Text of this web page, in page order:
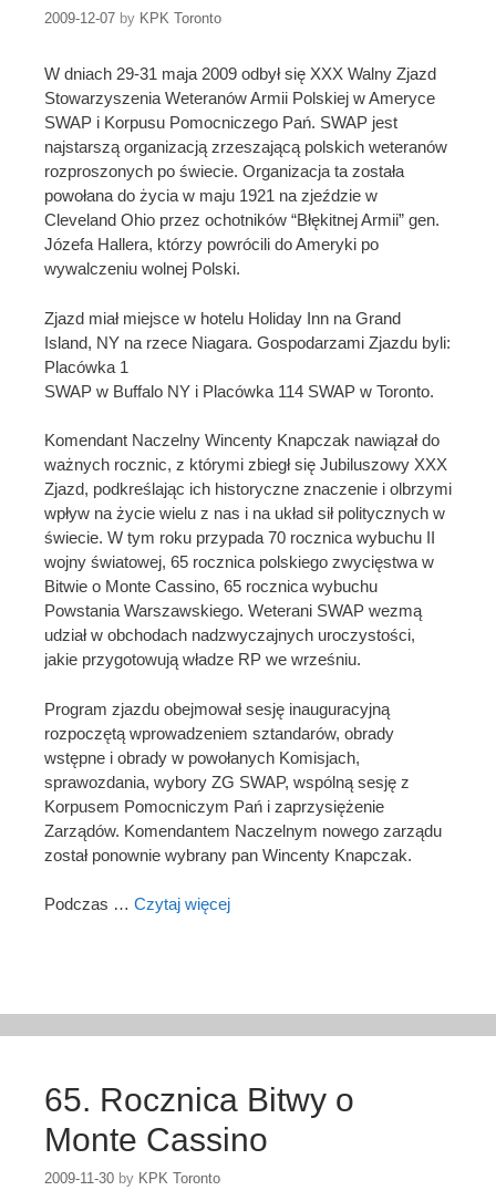
2009-12-07 by KPK Toronto
W dniach 29-31 maja 2009 odbył się XXX Walny Zjazd
Stowarzyszenia Weteranów Armii Polskiej w Ameryce
SWAP i Korpusu Pomocniczego Pań. SWAP jest
najstarszą organizacją zrzeszającą polskich weteranów
rozproszonych po świecie. Organizacja ta została
powołana do życia w maju 1921 na zjeździe w
Cleveland Ohio przez ochotników “Błękitnej Armii” gen.
Józefa Hallera, którzy powrócili do Ameryki po
wywalczeniu wolnej Polski.
Zjazd miał miejsce w hotelu Holiday Inn na Grand
Island, NY na rzece Niagara. Gospodarzami Zjazdu byli:
Placówka 1
SWAP w Buffalo NY i Placówka 114 SWAP w Toronto.
Komendant Naczelny Wincenty Knapczak nawiązał do
ważnych rocznic, z którymi zbiegł się Jubiluszowy XXX
Zjazd, podkreślając ich historyczne znaczenie i olbrzymi
wpływ na życie wielu z nas i na układ sił politycznych w
świecie. W tym roku przypada 70 rocznica wybuchu II
wojny światowej, 65 rocznica polskiego zwycięstwa w
Bitwie o Monte Cassino, 65 rocznica wybuchu
Powstania Warszawskiego. Weterani SWAP wezmą
udział w obchodach nadzwyczajnych uroczystości,
jakie przygotowują władze RP we wrześniu.
Program zjazdu obejmował sesję inauguracyjną
rozpoczętą wprowadzeniem sztandarów, obrady
wstępne i obrady w powołanych Komisjach,
sprawozdania, wybory ZG SWAP, wspólną sesję z
Korpusem Pomocniczym Pań i zaprzysiężenie
Zarządów. Komendantem Naczelnym nowego zarządu
został ponownie wybrany pan Wincenty Knapczak.
Podczas … Czytaj więcej
65. Rocznica Bitwy o
Monte Cassino
2009-11-30 by KPK Toronto